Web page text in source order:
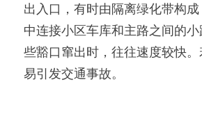
出入口，有时由隔离绿化带构
中连接小区车库和主路之间的
些豁口窜出时，往往速度较快
易引发交通事故。